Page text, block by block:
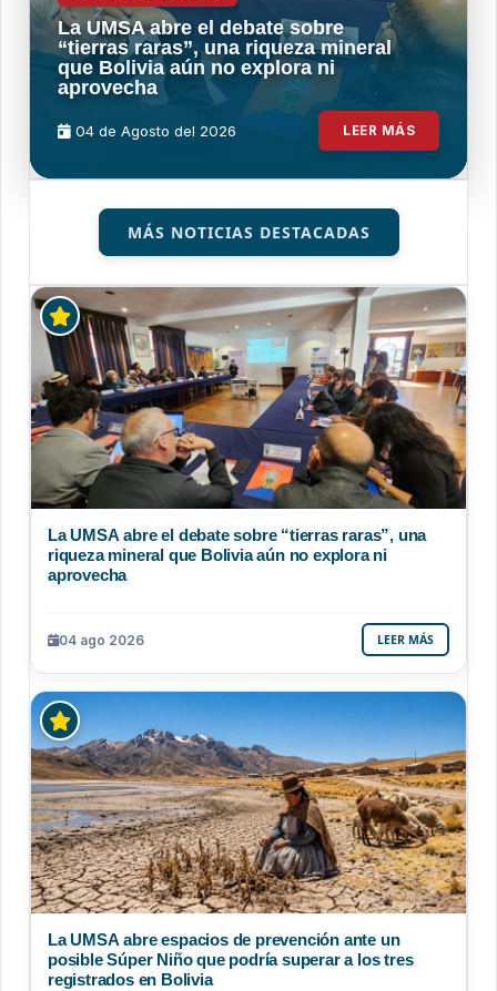
La UMSA abre el debate sobre
“tierras raras”, una riqueza mineral
que Bolivia aún no explora ni
aprovecha
04 de Agosto del 2026 LEER MÁS
MÁS NOTICIAS DESTACADAS
La UMSA abre el debate sobre “tierras raras”, una
riqueza mineral que Bolivia aún no explora ni
aprovecha
04 ago 2026 LEER MÁS
La UMSA abre espacios de prevención ante un
posible Súper Niño que podría superar a los tres
registrados en Bolivia